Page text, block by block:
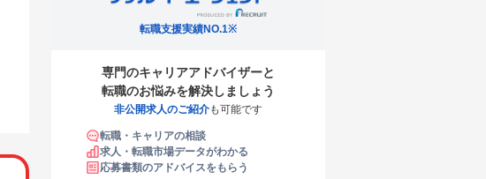
転職支援実績NO.1※
専門のキャリアアドバイザーと
転職のお悩みを解決しましょう
非公開求人のご紹介も可能です
転職・キャリアの相談
求人・転職市場データがわかる
応募書類のアドバイスをもらう